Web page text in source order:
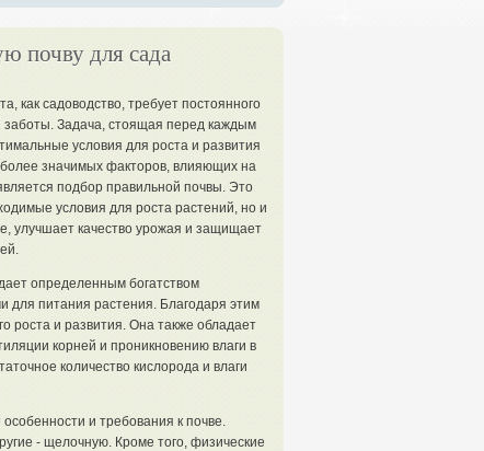
почву для сада
как садоводство, требует постоянного
Задача, стоящая перед каждым
условия для роста и развития
значимых факторов, влияющих на
подбор правильной почвы. Это
условия для роста растений, но и
улучшает качество урожая и защищает
определенным богатством
питания растения. Благодаря этим
роста и развития. Она также обладает
корней и проникновению влаги в
количество кислорода и влаги
и требования к почве.
- щелочную. Кроме того, физические